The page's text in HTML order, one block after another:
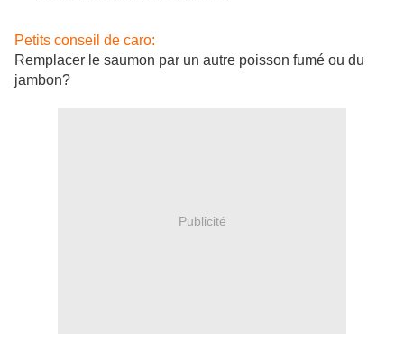
Petits conseil de caro:
Remplacer le saumon par un autre poisson fumé ou du
jambon?
Publicité